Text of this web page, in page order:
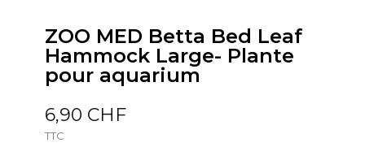
ZOO MED Betta Bed Leaf
Hammock Large- Plante
pour aquarium
6,90 CHF
TTC